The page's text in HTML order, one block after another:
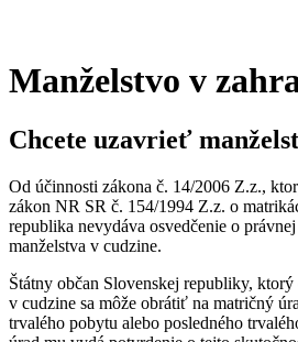
Manželstvo v
Chcete uzavrieť
Od účinnosti zákona č. 14/2006 Z.z.,
zákon NR SR č. 154/1994 Z.z. o
republika nevydáva osvedčenie o
manželstva v cudzine.
Štátny občan Slovenskej republiky,
v cudzine sa môže obrátiť na matričný
trvalého pobytu alebo posledného